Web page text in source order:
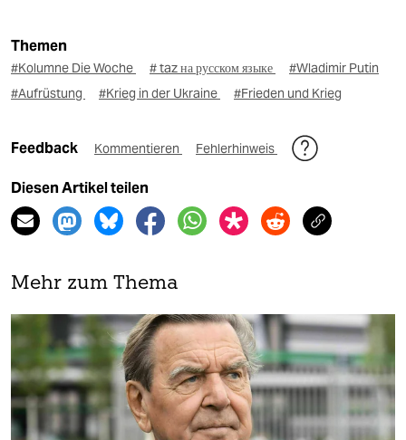
Themen
#Kolumne Die Woche # taz на русском языке
#Wladimir Putin
#Aufrüstung
#Krieg in der Ukraine #Frieden und Krieg
Feedback Kommentieren Fehlerhinweis
Diesen Artikel teilen
Mehr zum Thema